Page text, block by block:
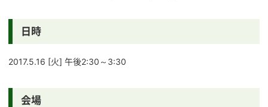
日時
2017.5.16 [火] 午後2:30～3:30
会場